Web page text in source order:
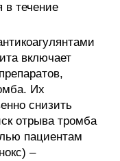
в течение
включает
Их
снизить
отрыва тромба
пациентам
–